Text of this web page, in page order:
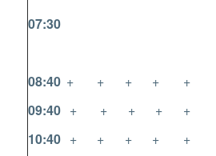
07:30
08:40 + + + + +
09:40 + + + + +
10:40 + + + + +